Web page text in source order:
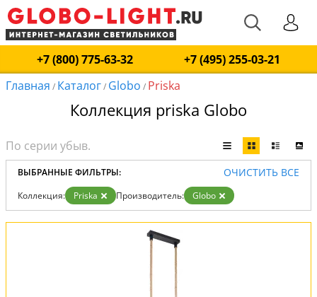
+7 (800) 775-63-32
+7 (495) 255-03-21
Главная / Каталог/ Globo / Priska
Коллекция priska Globo
ВЫБРАННЫЕ ФИЛЬТРЫ: ОЧИСТИТЬ ВСЕ
Коллекция: Priska Производитель: Globo